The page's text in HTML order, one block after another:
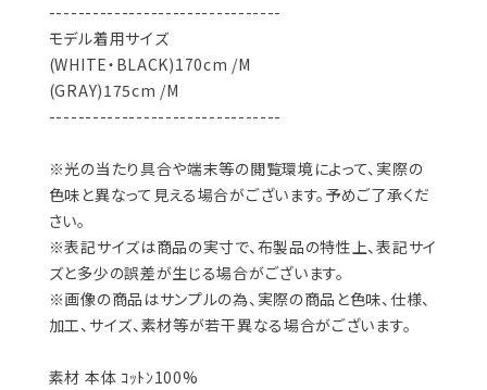
--------------------------------
モデル着用サイズ
(WHITE・BLACK)170cm /M
(GRAY)175cm /M
--------------------------------
※光の当たり具合や端末等の閲覧環境によって、実際の
色味と異なって見える場合がございます。予めご了承くだ
さい。
※表記サイズは商品の実寸で、布製品の特性上、表記サイ
ズと多少の誤差が生じる場合がございます。
※画像の商品はサンプルの為、実際の商品と色味、仕様、
加工、サイズ、素材等が若干異なる場合がございます。
素材 本体 ｺｯﾄﾝ100%